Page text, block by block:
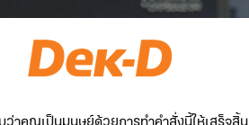
ว่าคุณเป็นมนุษย์ด้วยการทำคำสั่งนี้ให้เสร็จสิ้น